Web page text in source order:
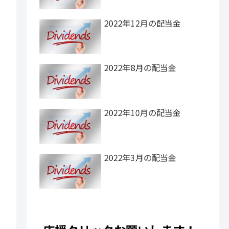
2022年12月の配当金
2022年8月の配当金
2022年10月の配当金
2022年3月の配当金